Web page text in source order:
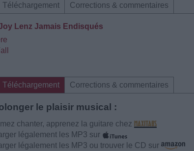
Téléchargement Corrections & commentaires
Lenz Jamais Endisqués
Téléchargement Corrections & commentaires
le plaisir musical :
chanter, apprenez la guitare chez
légalement les MP3 sur
légalement les MP3 ou trouver le CD sur